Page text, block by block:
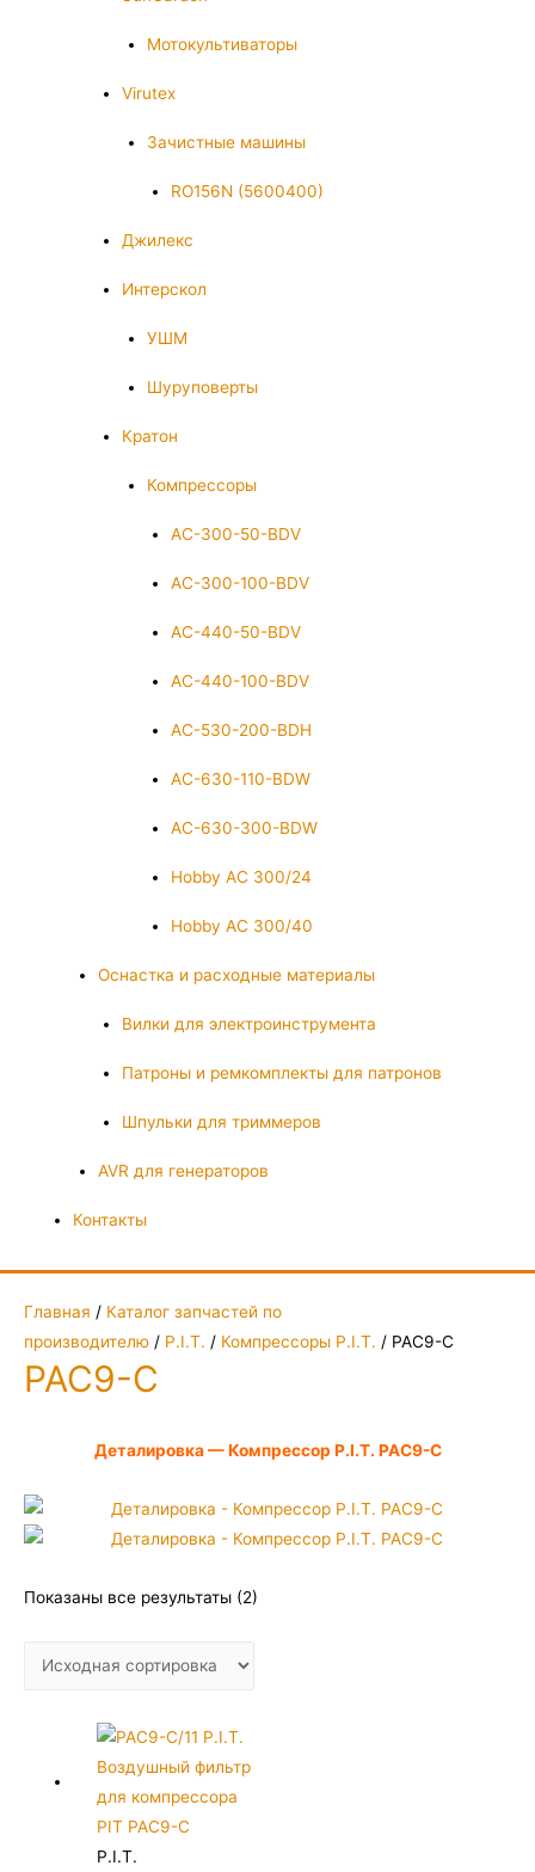
Мотокультиваторы
Virutex
Зачистные машины
RO156N (5600400)
Джилекс
Интерскол
УШМ
Шуруповерты
Кратон
Компрессоры
AC-300-50-BDV
AC-300-100-BDV
AC-440-50-BDV
AC-440-100-BDV
AC-530-200-BDH
AC-630-110-BDW
AC-630-300-BDW
Hobby AC 300/24
Hobby AC 300/40
Оснастка и расходные материалы
Вилки для электроинструмента
Патроны и ремкомплекты для патронов
Шпульки для триммеров
AVR для генераторов
Контакты
Главная / Каталог запчастей по
производителю / P.I.T. / Компрессоры P.I.T. / PAC9-C
PAC9-C
Деталировка — Компрессор P.I.T. PAC9-C
Показаны все результаты (2)
P.I.T.